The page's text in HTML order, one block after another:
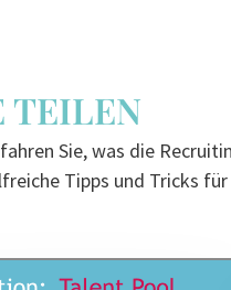
TEILEN
Sie, was die
Tipps und Tricks